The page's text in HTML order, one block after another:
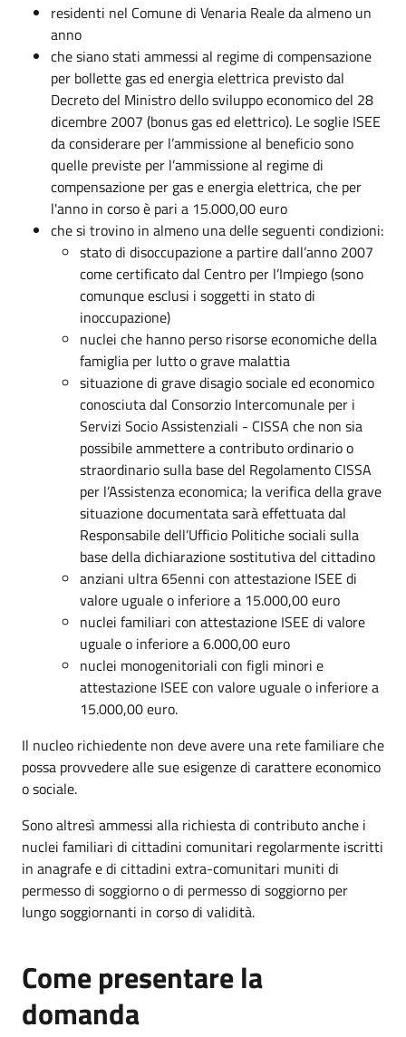
residenti nel Comune di Venaria Reale da almeno un
anno
che siano stati ammessi al regime di compensazione
per bollette gas ed energia elettrica previsto dal
Decreto del Ministro dello sviluppo economico del 28
dicembre 2007 (bonus gas ed elettrico). Le soglie ISEE
da considerare per l’ammissione al beneficio sono
quelle previste per l’ammissione al regime di
compensazione per gas e energia elettrica, che per
l'anno in corso è pari a 15.000,00 euro
che si trovino in almeno una delle seguenti condizioni:
stato di disoccupazione a partire dall’anno 2007
come certificato dal Centro per l’Impiego (sono
comunque esclusi i soggetti in stato di
inoccupazione)
nuclei che hanno perso risorse economiche della
famiglia per lutto o grave malattia
situazione di grave disagio sociale ed economico
conosciuta dal Consorzio Intercomunale per i
Servizi Socio Assistenziali - CISSA che non sia
possibile ammettere a contributo ordinario o
straordinario sulla base del Regolamento CISSA
per l’Assistenza economica; la verifica della grave
situazione documentata sarà effettuata dal
Responsabile dell’Ufficio Politiche sociali sulla
base della dichiarazione sostitutiva del cittadino
anziani ultra 65enni con attestazione ISEE di
valore uguale o inferiore a 15.000,00 euro
nuclei familiari con attestazione ISEE di valore
uguale o inferiore a 6.000,00 euro
nuclei monogenitoriali con figli minori e
attestazione ISEE con valore uguale o inferiore a
15.000,00 euro.
Il nucleo richiedente non deve avere una rete familiare che
possa provvedere alle sue esigenze di carattere economico
o sociale.
Sono altresì ammessi alla richiesta di contributo anche i
nuclei familiari di cittadini comunitari regolarmente iscritti
in anagrafe e di cittadini extra-comunitari muniti di
permesso di soggiorno o di permesso di soggiorno per
lungo soggiornanti in corso di validità.
Come presentare la
domanda